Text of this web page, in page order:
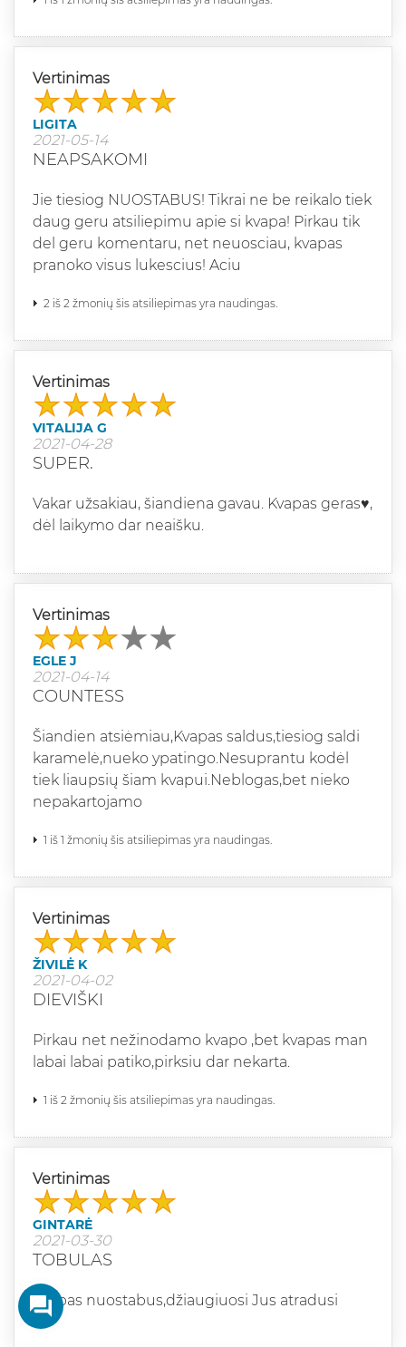
Vertinimas
LIGITA
2021-05-14
NEAPSAKOMI
Jie tiesiog NUOSTABUS! Tikrai ne be reikalo tiek
daug geru atsiliepimu apie si kvapa! Pirkau tik
del geru komentaru, net neuosciau, kvapas
pranoko visus lukescius! Aciu
2 iš 2 žmonių šis atsiliepimas yra naudingas.
Vertinimas
VITALIJA G
2021-04-28
SUPER.
Vakar užsakiau, šiandiena gavau. Kvapas geras♥️,
dėl laikymo dar neaišku.
Vertinimas
EGLE J
2021-04-14
COUNTESS
Šiandien atsiėmiau,Kvapas saldus,tiesiog saldi
karamelė,nueko ypatingo.Nesuprantu kodėl
tiek liaupsių šiam kvapui.Neblogas,bet nieko
nepakartojamo
1 iš 1 žmonių šis atsiliepimas yra naudingas.
Vertinimas
ŽIVILĖ K
2021-04-02
DIEVIŠKI
Pirkau net nežinodamo kvapo ,bet kvapas man
labai labai patiko,pirksiu dar nekarta.
1 iš 2 žmonių šis atsiliepimas yra naudingas.
Vertinimas
GINTARĖ
2021-03-30
TOBULAS
Kvapas nuostabus,džiaugiuosi Jus atradusi